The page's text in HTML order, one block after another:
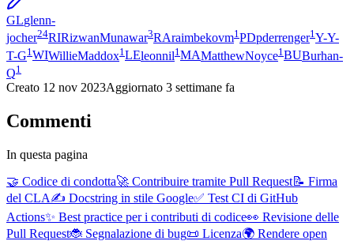
GLglenn-
jocher24RIRizwanMunawar3RAraimbekovm1PDpderrenger1Y-Y-
T-G1 WIWillieMaddox1 LEleonnil1 MAMatthewNoyce1 BUBurhan-
Q1
Creato 12 nov 2023Aggiornato 3 settimane fa
Commenti
In questa pagina
🤝 Codice di condotta🚀 Contribuire tramite Pull Request📝 Firma
del CLA✍️ Docstring in stile Google✅ Test CI di GitHub
Actions✨ Best practice per i contributi di codice👀 Revisione delle
Pull Request🐞 Segnalazione di bug📜 Licenza🌍 Rendere open